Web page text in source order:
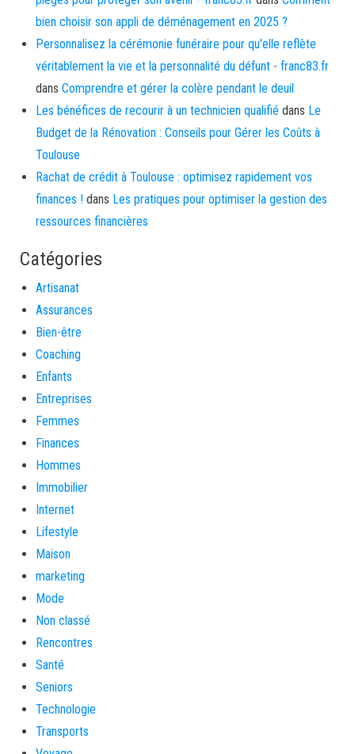
bien choisir son appli de déménagement en 2025 ?
Personnalisez la cérémonie funéraire pour qu'elle reflète
véritablement la vie et la personnalité du défunt - franc83.fr
dans Comprendre et gérer la colère pendant le deuil
Les bénéfices de recourir à un technicien qualifié dans Le
Budget de la Rénovation : Conseils pour Gérer les Coûts à
Toulouse
Rachat de crédit à Toulouse : optimisez rapidement vos
finances ! dans Les pratiques pour optimiser la gestion des
ressources financières
Catégories
Artisanat
Assurances
Bien-être
Coaching
Enfants
Entreprises
Femmes
Finances
Hommes
Immobilier
Internet
Lifestyle
Maison
marketing
Mode
Non classé
Rencontres
Santé
Seniors
Technologie
Transports